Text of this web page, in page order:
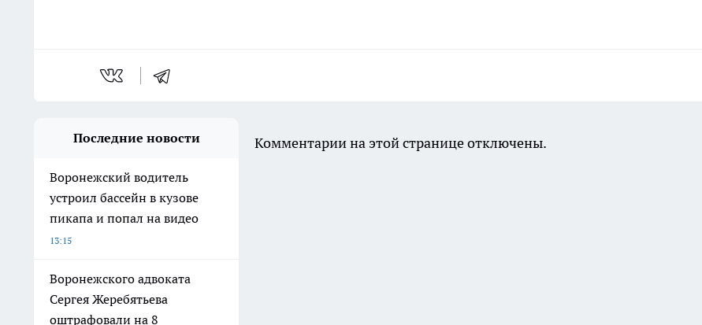
Последние новости
Воронежский водитель
устроил бассейн в кузове
пикапа и попал на видео
13:15
Воронежского адвоката
Сергея Жеребятьева
оштрафовали на 8
Комментарии на этой странице отключены.